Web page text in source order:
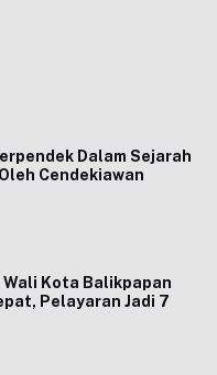
Dalam Sejarah
Cendekiawan
Wali Kota Balikpapan
Pelayaran Jadi 7